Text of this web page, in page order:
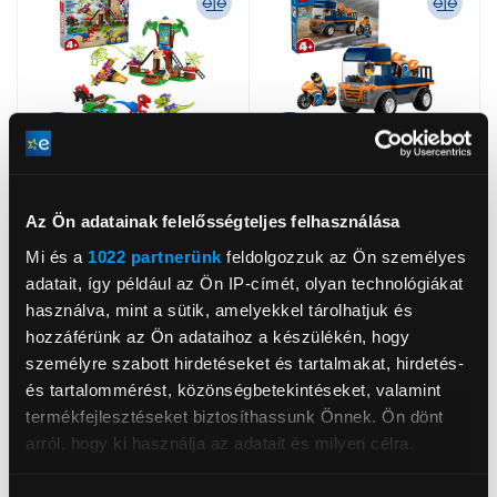
Az Ön adatainak felelősségteljes felhasználása
Mi és a 1022 partnerünk feldolgozzuk az Ön személyes
adatait, így például az Ön IP-címét, olyan technológiákat
használva, mint a sütik, amelyekkel tárolhatjuk és
hozzáférünk az Ön adataihoz a készülékén, hogy
személyre szabott hirdetéseket és tartalmakat, hirdetés-
és tartalommérést, közönségbetekintéseket, valamint
termékfejlesztéseket biztosíthassunk Önnek. Ön dönt
arról, hogy ki használja az adatait és milyen célra.
LEGO® Marvel
Pókember és Gobby
raptorcsatája a
lombház
főhadiszálláson (11200)
14 609 Ft
LEGO® City
Motorszállító jármű
5 989 Ft